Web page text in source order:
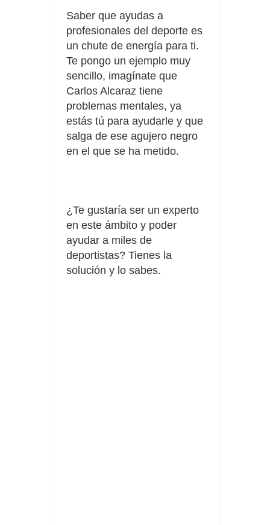
Saber que ayudas a
profesionales del deporte es
un chute de energía para ti.
Te pongo un ejemplo muy
sencillo, imagínate que
Carlos Alcaraz tiene
problemas mentales, ya
estás tú para ayudarle y que
salga de ese agujero negro
en el que se ha metido.
¿Te gustaría ser un experto
en este ámbito y poder
ayudar a miles de
deportistas? Tienes la
solución y lo sabes.